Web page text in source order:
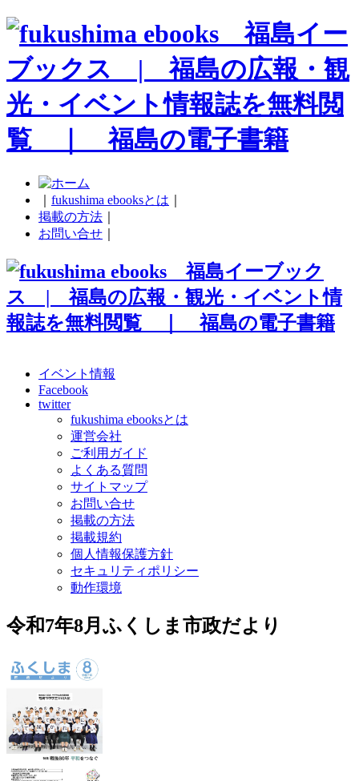
fukushima ebooksとは
掲載の方法
お問い合せ
イベント情報
Facebook
twitter
fukushima ebooksとは
運営会社
ご利用ガイド
よくある質問
サイトマップ
お問い合せ
掲載の方法
掲載規約
個人情報保護方針
セキュリティポリシー
動作環境
令和7年8月ふくしま市政だより